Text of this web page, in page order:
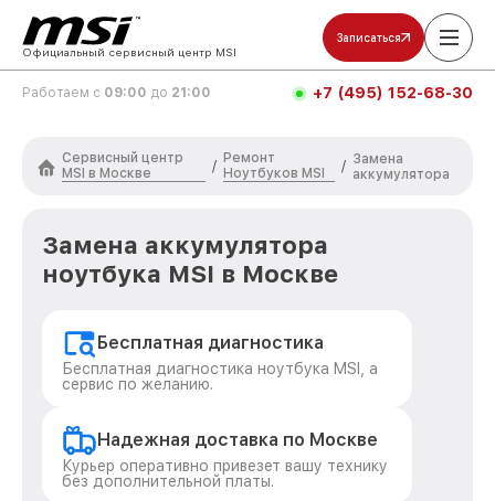
Официальный сервисный центр MSI
Записаться
Работаем с 09:00 до 21:00 +7 (495) 152-68-30
Сервисный центр
MSI в Москве
/
Ремонт
Ноутбуков MSI
/ Замена
аккумулятора
Замена аккумулятора
ноутбука MSI в Москве
Бесплатная диагностика
Бесплатная диагностика ноутбука MSI, а
сервис по желанию.
Надежная доставка по Москве
Курьер оперативно привезет вашу технику
без дополнительной платы.